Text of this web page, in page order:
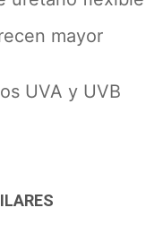
mayor
UVA y UVB